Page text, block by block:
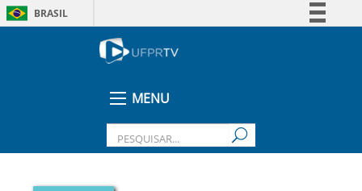
BRASIL
Legislação
MENU